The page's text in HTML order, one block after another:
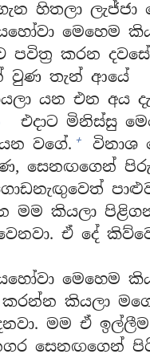
හිතලා ලැජ්ජා
මෙහෙම
පවිත්‍ර කරන
වුණ තැන් ආයේ
යන එන අය
එදාට මිනිස්සු
වගේ. +
විනාශ
සෙනඟගෙන්
මම කියලා
ඒ දේ
මෙහෙම
කරන්න කියලා
මම ඒ
සෙනඟගෙන්